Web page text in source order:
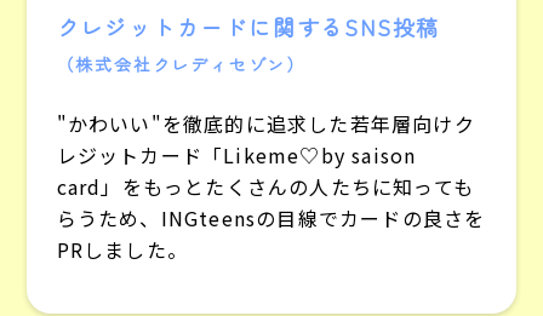
クレジットカードに関するSNS投稿
（株式会社クレディセゾン）
"かわいい"を徹底的に追求した若年層向けク
レジットカード「Likeme♡by saison
card」をもっとたくさんの人たちに知っても
らうため、INGteensの目線でカードの良さを
PRしました。